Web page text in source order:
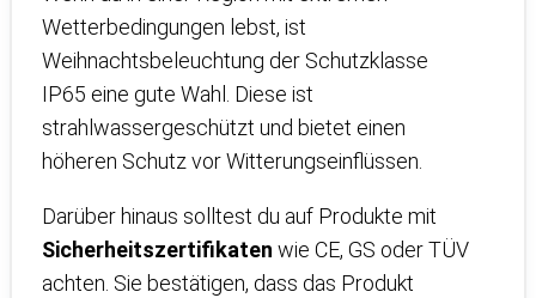
Wetterbedingungen lebst, ist
Weihnachtsbeleuchtung der Schutzklasse
IP65 eine gute Wahl. Diese ist
strahlwassergeschützt und bietet einen
höheren Schutz vor Witterungseinflüssen.
Darüber hinaus solltest du auf Produkte mit
Sicherheitszertifikaten wie CE, GS oder TÜV
achten. Sie bestätigen, dass das Produkt